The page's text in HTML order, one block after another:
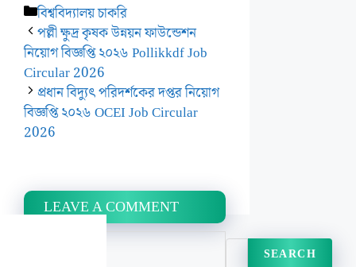
Categories
বিশ্ববিদ্যালয় চাকরি
পল্লী ক্ষুদ্র কৃষক উন্নয়ন ফাউন্ডেশন
নিয়োগ বিজ্ঞপ্তি ২০২৬ Pollikkdf Job
Circular 2026
প্রধান বিদ্যুৎ পরিদর্শকের দপ্তর নিয়োগ
বিজ্ঞপ্তি ২০২৬ OCEI Job Circular
2026
LEAVE A COMMENT
Search SEARCH